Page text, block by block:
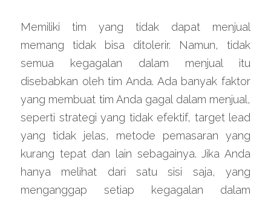
Memiliki tim yang tidak dapat menjual
memang tidak bisa ditolerir. Namun, tidak
semua kegagalan dalam menjual itu
disebabkan oleh tim Anda. Ada banyak faktor
yang membuat tim Anda gagal dalam menjual,
seperti strategi yang tidak efektif, target lead
yang tidak jelas, metode pemasaran yang
kurang tepat dan lain sebagainya. Jika Anda
hanya melihat dari satu sisi saja, yang
menganggap setiap kegagalan dalam